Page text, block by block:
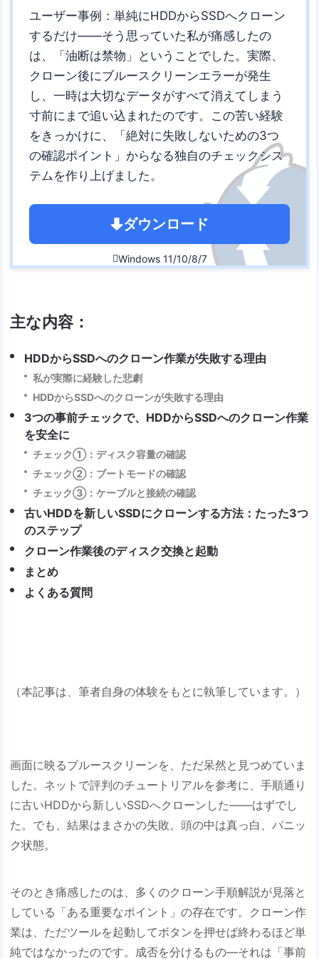
ユーザー事例：単純にHDDからSSDへクローン
するだけ――そう思っていた私が痛感したの
は、「油断は禁物」ということでした。実際、
クローン後にブルースクリーンエラーが発生
し、一時は大切なデータがすべて消えてしまう
寸前にまで追い込まれたのです。この苦い経験
をきっかけに、「絶対に失敗しないための3つ
の確認ポイント」からなる独自のチェックシス
テムを作り上げました。
ダウンロード
Windows 11/10/8/7
主な内容：
HDDからSSDへのクローン作業が失敗する理由
私が実際に経験した悲劇
HDDからSSDへのクローンが失敗する理由
3つの事前チェックで、HDDからSSDへのクローン作業
を安全に
チェック①：ディスク容量の確認
チェック②：ブートモードの確認
チェック③：ケーブルと接続の確認
古いHDDを新しいSSDにクローンする方法：たった3つ
のステップ
クローン作業後のディスク交換と起動
まとめ
よくある質問
（本記事は、筆者自身の体験をもとに執筆しています。）
画面に映るブルースクリーンを、ただ呆然と見つめていま
した。ネットで評判のチュートリアルを参考に、手順通り
に古いHDDから新しいSSDへクローンした――はずでし
た。でも、結果はまさかの失敗。頭の中は真っ白、パニッ
ク状態。
そのとき痛感したのは、多くのクローン手順解説が見落と
している「ある重要なポイント」の存在です。クローン作
業は、ただツールを起動してボタンを押せば終わるほど単
純ではなかったのです。成否を分けるもの―それは「事前